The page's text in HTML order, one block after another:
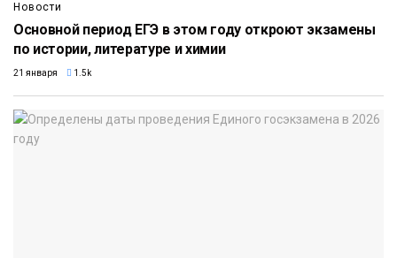
Новости
Основной период ЕГЭ в этом году откроют экзамены
по истории, литературе и химии
21 января 1.5k